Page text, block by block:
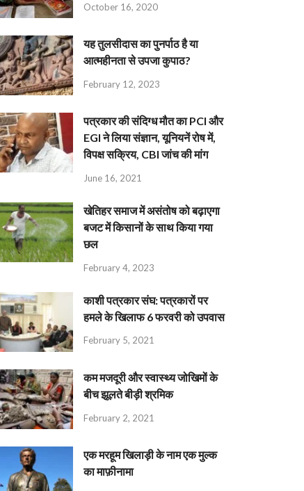
October 16, 2020
यह तुलसीदास का पुनर्पाठ है या
आत्महीनता से उपजा कुपाठ?
February 12, 2023
पत्रकार की संदिग्ध मौत का PCI और
EGI ने लिया संज्ञान, यूनियनें रोष में,
विपक्ष सक्रिय, CBI जांच की मांग
June 16, 2021
खेतिहर समाज में असंतोष को बढ़ाएगा
बजट में किसानों के साथ किया गया
छल
February 4, 2023
काशी पत्रकार संघ: पत्रकारों पर
हमले के खिलाफ 6 फरवरी को उपवास
February 5, 2021
कम मजदूरी और स्वास्थ्य जोखिमों के
बीच झूलते बीड़ी श्रमिक
February 2, 2021
एक मरहूम खिलाड़ी के नाम एक मुल्क
का माफ़ीनामा